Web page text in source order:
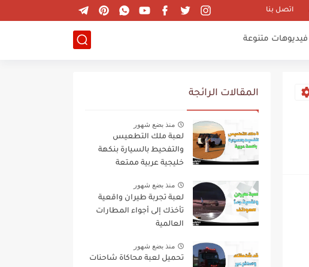
اتصل بنا
فيديوهات متنوعة
المقالات الرائجة
منذ بضع شهور
لعبة ملك التطعيس
والتفحيط بالسيارة بنكهة
خليجية عربية ممتعة
منذ بضع شهور
لعبة تجربة طيران واقعية
تأخذك إلى أجواء المطارات
العالمية
منذ بضع شهور
تحميل لعبة محاكاة شاحنات